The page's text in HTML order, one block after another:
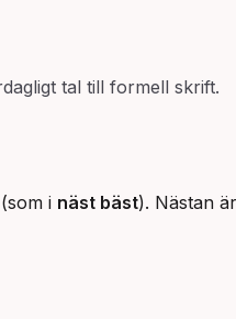
tal till formell skrift.
i näst bäst). Nästan